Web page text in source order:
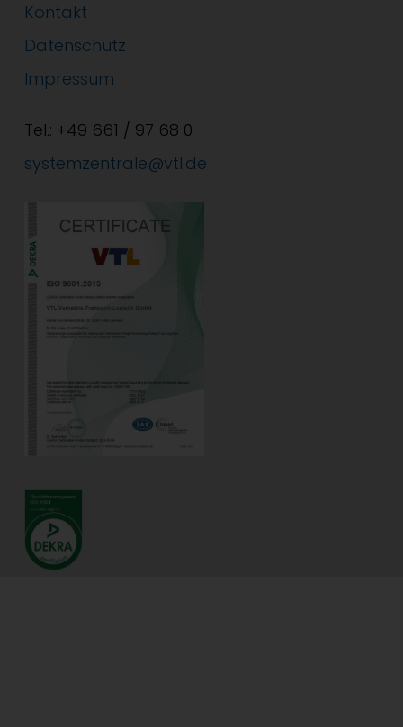
Kontakt
Datenschutz
Impressum
Tel.: +49 661 / 97 68 0
systemzentrale@vtl.de